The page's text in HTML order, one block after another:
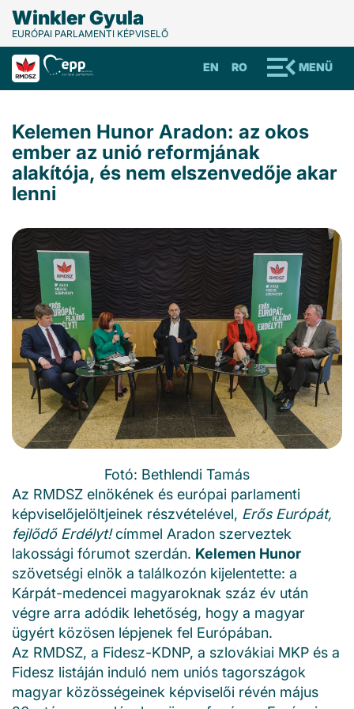
Winkler Gyula
EURÓPAI PARLAMENTI KÉPVISELŐ
MENÜ
RO
EN
Kelemen Hunor Aradon: az okos
ember az unió reformjának
alakítója, és nem elszenvedője akar
lenni
Fotó: Bethlendi Tamás
Az RMDSZ elnökének és európai parlamenti
képviselőjelöltjeinek részvételével, Erős Európát,
fejlődő Erdélyt!címmel Aradon szerveztek
lakossági fórumot szerdán. Kelemen Hunor
szövetségi elnök a találkozón kijelentette: a
Kárpát-medencei magyaroknak száz év után
végre arra adódik lehetőség, hogy a magyar
ügyért közösen lépjenek fel Európában.
Az RMDSZ, a Fidesz-KDNP, a szlovákiai MKP és a
Fidesz listáján induló nem uniós tagországok
magyar közösségeinek képviselői révén május